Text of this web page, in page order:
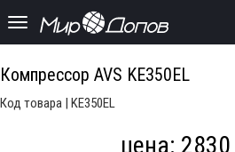
Компрессор AVS KE350EL
Код товара | KE350EL
цена: 2830